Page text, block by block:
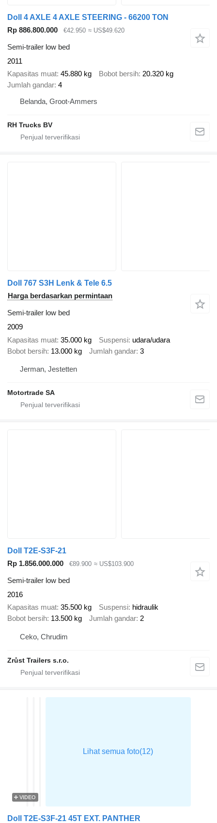
Doll 4 AXLE 4 AXLE STEERING - 66200 TON
Rp 886.800.000
€42.950 ≈ US$49.620
Semi-trailer low bed
2011
Kapasitas muat 45.880 kg Bobot bersih 20.320 kg
Jumlah gandar 4
Belanda, Groot-Ammers
RH Trucks BV
Doll 767 S3H Lenk & Tele 6.5
Harga berdasarkan permintaan
Semi-trailer low bed
2009
Kapasitas muat 35.000 kg Suspensi udara/udara
Bobot bersih 13.000 kg Jumlah gandar 3
Jerman, Jestetten
Motortrade SA
Doll T2E-S3F-21
Rp 1.856.000.000
€89.900 ≈ US$103.900
Semi-trailer low bed
2016
Kapasitas muat 35.500 kg Suspensi hidraulik
Bobot bersih 13.500 kg Jumlah gandar 2
Ceko, Chrudim
Zrůst Trailers s.r.o.
VIDEO
Doll T2E-S3F-21 45T EXT. PANTHER